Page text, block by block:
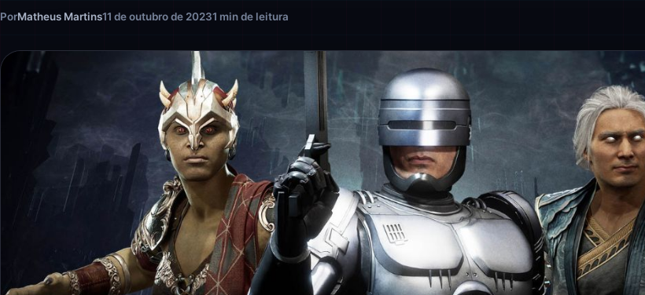
PorMatheus Martins11 de outubro de 20231 min de leitura